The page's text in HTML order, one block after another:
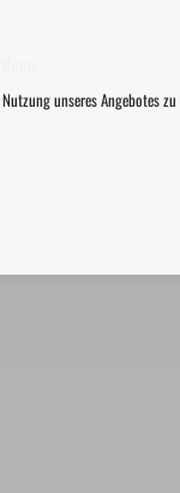
unseres Angebotes zu